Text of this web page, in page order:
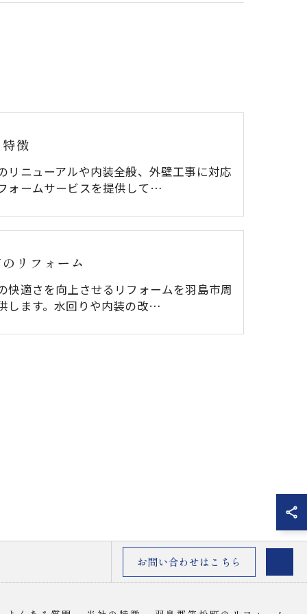
徴
リニューアルや内装全般、外壁工事に対応
ォームサービスを提供して…
リフォーム
快適さを向上させるリフォームを羽島市周
します。水回りや内装の改…
お問い合わせはこちら